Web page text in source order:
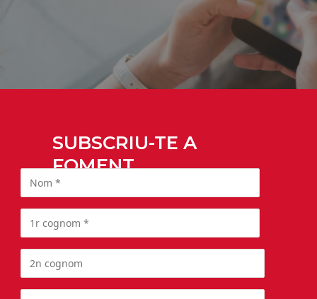
SUBSCRIU-TE A
FOMENT